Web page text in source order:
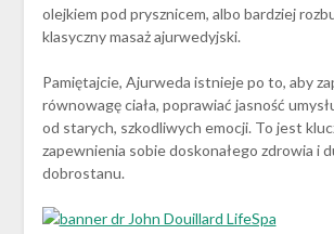
olejkiem pod prysznicem, albo bardziej
klasyczny masaż ajurwedyjski.
Pamiętajcie, Ajurweda istnieje po to, aby
równowagę ciała, poprawiać jasność
od starych, szkodliwych emocji. To jest
zapewnienia sobie doskonałego zdrowia i
dobrostanu.